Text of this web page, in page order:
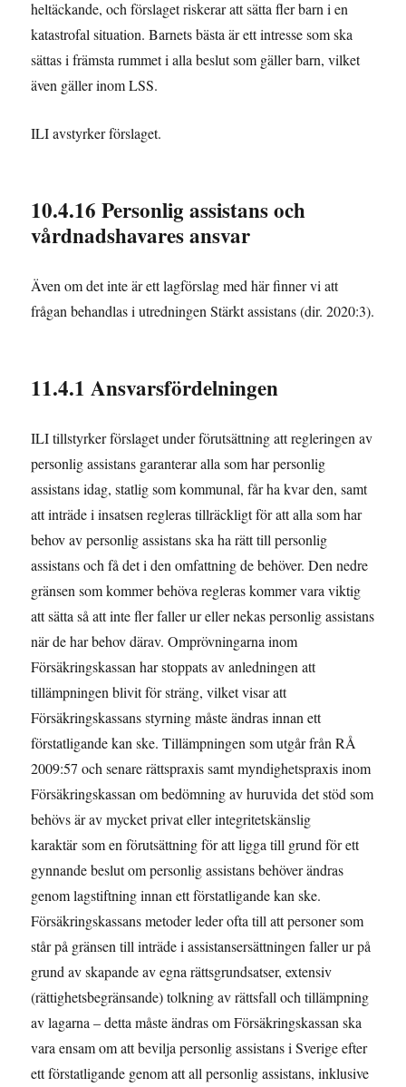
heltäckande, och förslaget riskerar att sätta fler barn i en
katastrofal situation. Barnets bästa är ett intresse som ska
sättas i främsta rummet i alla beslut som gäller barn, vilket
även gäller inom LSS.
ILI avstyrker förslaget.
10.4.16 Personlig assistans och
vårdnadshavares ansvar
Även om det inte är ett lagförslag med här finner vi att
frågan behandlas i utredningen Stärkt assistans (dir. 2020:3).
11.4.1 Ansvarsfördelningen
ILI tillstyrker förslaget under förutsättning att regleringen av
personlig assistans garanterar alla som har personlig
assistans idag, statlig som kommunal, får ha kvar den, samt
att inträde i insatsen regleras tillräckligt för att alla som har
behov av personlig assistans ska ha rätt till personlig
assistans och få det i den omfattning de behöver. Den nedre
gränsen som kommer behöva regleras kommer vara viktig
att sätta så att inte fler faller ur eller nekas personlig assistans
när de har behov därav. Omprövningarna inom
Försäkringskassan har stoppats av anledningen att
tillämpningen blivit för sträng, vilket visar att
Försäkringskassans styrning måste ändras innan ett
förstatligande kan ske. Tillämpningen som utgår från RÅ
2009:57 och senare rättspraxis samt myndighetspraxis inom
Försäkringskassan om bedömning av huruvida det stöd som
behövs är av mycket privat eller integritetskänslig
karaktär som en förutsättning för att ligga till grund för ett
gynnande beslut om personlig assistans behöver ändras
genom lagstiftning innan ett förstatligande kan ske.
Försäkringskassans metoder leder ofta till att personer som
står på gränsen till inträde i assistansersättningen faller ur på
grund av skapande av egna rättsgrundsatser, extensiv
(rättighetsbegränsande) tolkning av rättsfall och tillämpning
av lagarna – detta måste ändras om Försäkringskassan ska
vara ensam om att bevilja personlig assistans i Sverige efter
ett förstatligande genom att all personlig assistans, inklusive